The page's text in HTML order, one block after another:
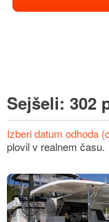
Sejšeli: 302
Izberi datum odhoda
plovil v realnem času.